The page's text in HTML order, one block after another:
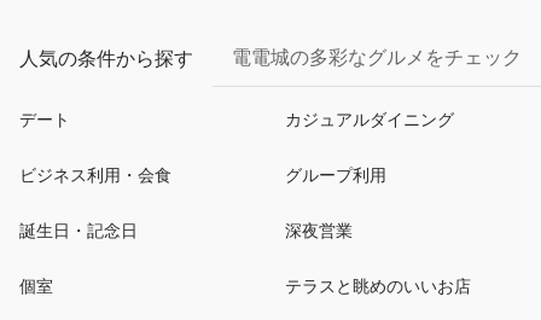
人気の条件から探す 電電城の多彩なグルメをチェック
デート カジュアルダイニング
ビジネス利用・会食 グループ利用
誕生日・記念日 深夜営業
個室 テラスと眺めのいいお店